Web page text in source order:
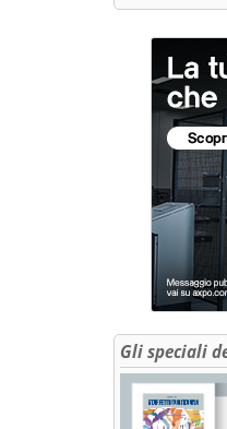
Gli speciali